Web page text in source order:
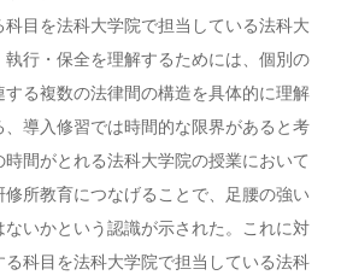
目を法科大学院で担当している法科大
行・保全を理解するためには、個別の
る複数の法律間の構造を具体的に理解
導入修習では時間的な限界があると考
間がとれる法科大学院の授業において
所教育につなげることで、足腰の強い
いかという認識が示された。これに対
る科目を法科大学院で担当している法科